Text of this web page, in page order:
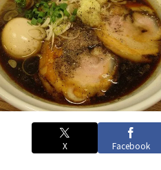
X Facebook